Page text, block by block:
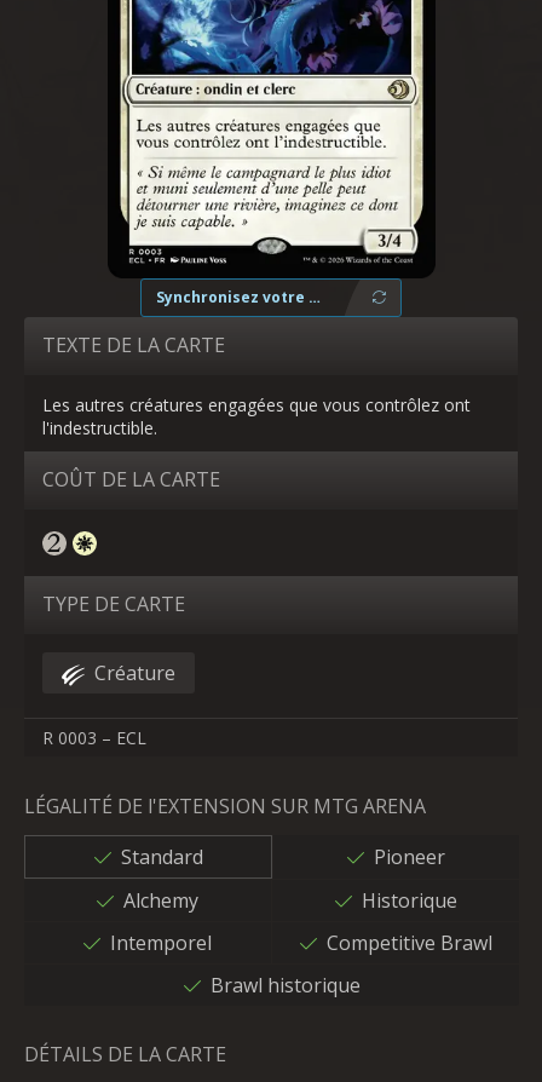
Synchronisez votre collection
TEXTE DE LA CARTE
Les autres créatures engagées que vous contrôlez ont
l'indestructible.
COÛT DE LA CARTE
TYPE DE CARTE
Créature
R 0003 – ECL
LÉGALITÉ DE l'EXTENSION SUR MTG ARENA
Standard
Pioneer
Alchemy
Historique
Intemporel
Competitive Brawl
Brawl historique
DÉTAILS DE LA CARTE